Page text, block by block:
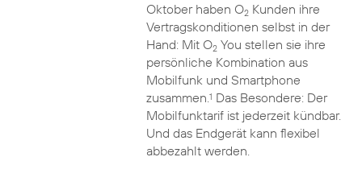
Oktober haben O2Kunden ihre
Vertragskonditionen selbst in der
Hand: Mit O2You stellen sie ihre
persönliche Kombination aus
Mobilfunk und Smartphone
zusammen.1 Das Besondere: Der
Mobilfunktarif ist jederzeit kündbar.
Und das Endgerät kann flexibel
abbezahlt werden.